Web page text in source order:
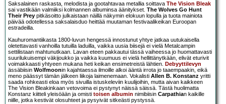
Saksalainen raskasta, melodista ja gootahtavaa metallia soittava The Vision Bleak
sai vastikään valmiiksi kolmannen albuminsa äänitykset. The Wolves Go Hunt
Their Prey pitkäsoitto julkaistaan näillä näkymin elokuun lopulla ja tuota mainiota
päivää odotellessa saksalaisduo heittää muutaman festivaalikeikan Euroopan
estradeilla.
Kauhuromantiikasta 1800-luvun hengessä innostunut yhtye jatkaa uutukaisella
oletettavasti vanhoilla tutuilla laduilla, vaikka uusia biisejä ei vielä Metalcampin
settilistaan mahtunutkaan. Lavan eteen pakkautui tässä vaiheessa jo huomattavasti
suurilukuisempi väkijoukko ja vaikka kuumuus ei vielä hellittänytkään, elivät eturivit
voimakkaasti yhtyeen mukana heti keikan ensimetreistä lähtien. Debyyttilevyn
ässäbiisin Wolfmoonin kajahtaessa ilmoille alkoi ääntä irrota jo taaempaakin, eikä
meno päässyt tämän jälkeen liikoja laimenemaan. Vokalisti Allen B. Konstanz yritti
saada rohkeasti eloa myös sivuilla istuskeleviin kuulijoihin, mutta aivan kaikkeen
The Vision Bleakinkaan vetovoima ei pystynyt näissä säissä. Tästä huolimatta
Konstanz kiitteli yleisöään ja omisti toisen albumin nimibiisin Carpathian kaikille
niille, jotka kestivät olosuhteet ja pysyivät sitkeästi pystyssä.